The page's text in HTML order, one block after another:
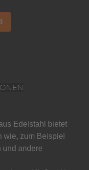
Edelstahl bietet
wie, zum Beispiel
und andere